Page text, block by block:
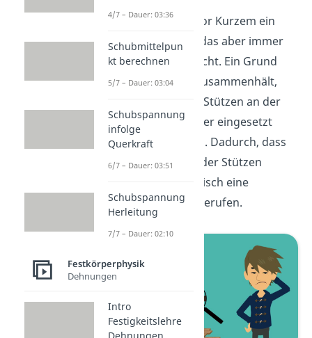
Stell dir vor du hast vor Kurzem ein
neues Regal gebaut, das aber immer
wieder zusammenbricht. Ein Grund
dafür, dass es nicht zusammenhält,
könnte sein, dass die Stützen an der
Stelle an der die Bretter eingesetzt
wurden, zu dünn sind. Dadurch, dass
sich der Querschnitt der Stützen
ändert, wird automatisch eine
Kerbwirkung hervorgerufen.
4/7 – Dauer: 03:36
Schubmittelpun
kt berechnen
5/7 – Dauer: 03:04
Schubspannung
infolge
Querkraft
6/7 – Dauer: 03:51
Schubspannung
Herleitung
7/7 – Dauer: 02:10
Festkörperphysik
Dehnungen
Intro
Festigkeitslehre
Dehnungen